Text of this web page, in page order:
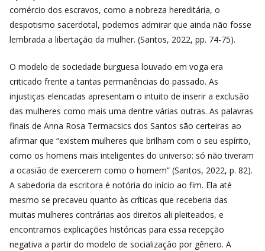
comércio dos escravos, como a nobreza hereditária, o
despotismo sacerdotal, podemos admirar que ainda não fosse
lembrada a libertação da mulher. (Santos, 2022, pp. 74-75).
O modelo de sociedade burguesa louvado em voga era
criticado frente a tantas permanências do passado. As
injustiças elencadas apresentam o intuito de inserir a exclusão
das mulheres como mais uma dentre várias outras. As palavras
finais de Anna Rosa Termacsics dos Santos são certeiras ao
afirmar que “existem mulheres que brilham com o seu espírito,
como os homens mais inteligentes do universo: só não tiveram
a ocasião de exercerem como o homem” (Santos, 2022, p. 82).
A sabedoria da escritora é notória do início ao fim. Ela até
mesmo se precaveu quanto às críticas que receberia das
muitas mulheres contrárias aos direitos ali pleiteados, e
encontramos explicações históricas para essa recepção
negativa a partir do modelo de socialização por gênero. A